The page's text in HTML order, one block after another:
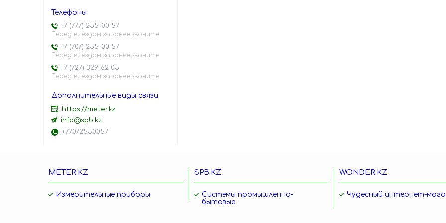
+7 (777) 255-00-57
Перед выездом заранее звоните
+7 (707) 255-00-57
Перед выездом заранее звоните
+7 (727) 329-62-05
Перед выездом заранее звоните
https://meter.kz
info@spb.kz
+77072550057
METER.KZ
Измерительные приборы
SPB.KZ
Системы промышленно-
бытовые
WONDER.KZ
Чудесный интернет-